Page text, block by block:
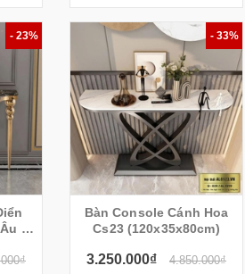
- 23%
-
- 33%
Bàn Console Cánh Hoa
Cs23 (120x35x80cm)
3.250.000₫ 4.850.000₫